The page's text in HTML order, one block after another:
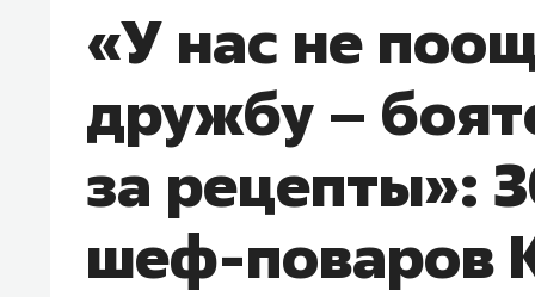
«У нас не
дружбу –
за рецепты»:
шеф-поваров
Василь Мазитов
МАРТ
«Не зная местных
правил, бизнес может
потерять минимум
полгода»
Как бизнесу выйти на зарубежные
рынки, почему надо знать